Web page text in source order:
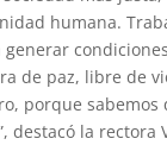
humana.
de paz, libre de
porque sabemos
destacó la rectora